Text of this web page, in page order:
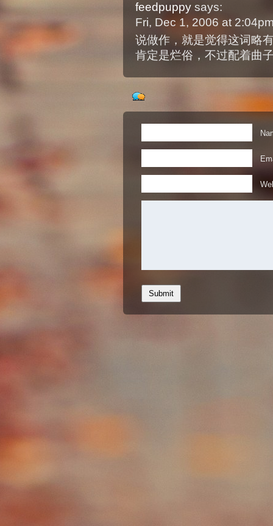
feedpuppy says:
Fri, Dec 1, 2006 at
说做作，就是觉得这词略
肯定是烂俗，不过配着曲